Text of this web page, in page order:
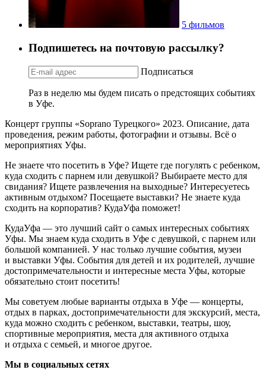
5 фильмов
Подпишетесь на почтовую рассылку?
Подписаться
Раз в неделю мы будем писать о предстоящих событиях
в Уфе.
Концерт группы «Soprano Турецкого» 2023. Описание, дата
проведения, режим работы, фотографии и отзывы. Всё о
мероприятиях Уфы.
Не знаете что посетить в Уфе? Ищете где погулять с ребенком,
куда сходить с парнем или девушкой? Выбираете место для
свидания? Ищете развлечения на выходные? Интересуетесь
активным отдыхом? Посещаете выставки? Не знаете куда
сходить на корпоратив? КудаУфа поможет!
КудаУфа — это лучший сайт о самых интересных событиях
Уфы. Мы знаем куда сходить в Уфе с девушкой, с парнем или
большой компанией. У нас только лучшие события, музеи
и выставки Уфы. События для детей и их родителей, лучшие
достопримечательности и интересные места Уфы, которые
обязательно стоит посетить!
Мы советуем любые варианты отдыха в Уфе — концерты,
отдых в парках, достопримечательности для экскурсий, места,
куда можно сходить с ребенком, выставки, театры, шоу,
спортивные мероприятия, места для активного отдыха
и отдыха с семьей, и многое другое.
Мы в социальных сетях